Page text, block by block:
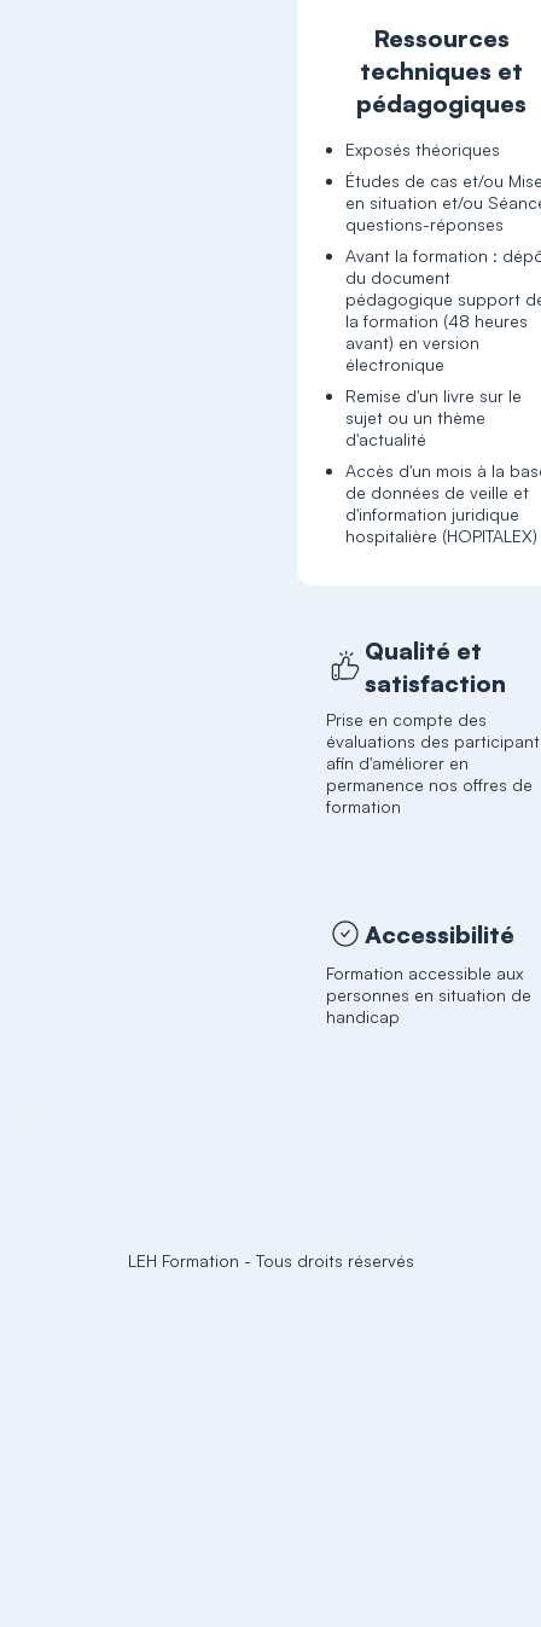
Ressources
techniques et
pédagogiques
Exposés théoriques
Études de cas et/ou
en situation et/ou
questions-réponses
Avant la formation :
du document
pédagogique support
la formation (48 heures
avant) en version
électronique
Remise d'un livre sur le
sujet ou un thème
d'actualité
Accès d'un mois à la
de données de veille et
d'information juridique
hospitalière (HOPITALEX)
Qualité et
satisfaction
Prise en compte des
évaluations des
afin d'améliorer en
permanence nos offres de
formation
Accessibilité
Formation accessible aux
personnes en situation de
handicap
LEH Formation - Tous droits réservés